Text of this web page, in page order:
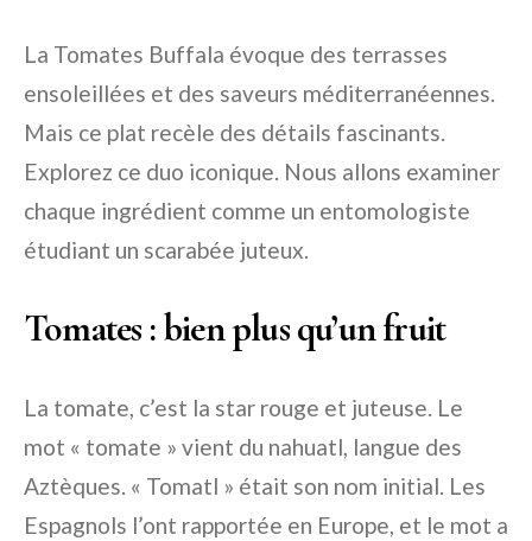
La Tomates Buffala évoque des terrasses
ensoleillées et des saveurs méditerranéennes.
Mais ce plat recèle des détails fascinants.
Explorez ce duo iconique. Nous allons examiner
chaque ingrédient comme un entomologiste
étudiant un scarabée juteux.
Tomates : bien plus qu’un fruit
La tomate, c’est la star rouge et juteuse. Le
mot « tomate » vient du nahuatl, langue des
Aztèques. « Tomatl » était son nom initial. Les
Espagnols l’ont rapportée en Europe, et le mot a